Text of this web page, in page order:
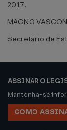
2017.
MAGNO
Secretário de
ASSINAR O
Mantenha-se
COMO